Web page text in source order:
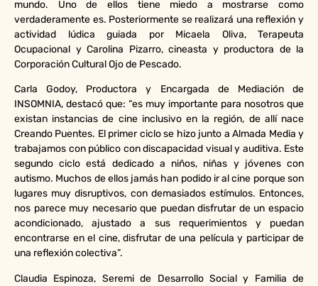
mundo. Uno de ellos tiene miedo a mostrarse como
verdaderamente es. Posteriormente se realizará una reflexión y
actividad lúdica guiada por Micaela Oliva, Terapeuta
Ocupacional y Carolina Pizarro, cineasta y productora de la
Corporación Cultural Ojo de Pescado.
Carla Godoy, Productora y Encargada de Mediación de
INSOMNIA, destacó que: “es muy importante para nosotros que
existan instancias de cine inclusivo en la región, de allí nace
Creando Puentes. El primer ciclo se hizo junto a Almada Media y
trabajamos con público con discapacidad visual y auditiva. Este
segundo ciclo está dedicado a niños, niñas y jóvenes con
autismo. Muchos de ellos jamás han podido ir al cine porque son
lugares muy disruptivos, con demasiados estímulos. Entonces,
nos parece muy necesario que puedan disfrutar de un espacio
acondicionado, ajustado a sus requerimientos y puedan
encontrarse en el cine, disfrutar de una película y participar de
una reflexión colectiva”.
Claudia Espinoza, Seremi de Desarrollo Social y Familia de